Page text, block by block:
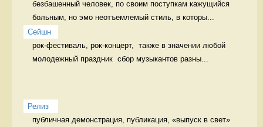
безбашенный человек, по своим поступкам кажущийся
больным, но эмо неотъемлемый стиль, в которы...
Сейшн
рок-фестиваль, рок-концерт,  также в значении любой
молодежный праздник  сбор музыкантов разны...
Релиз
публичная демонстрация, публикация, «выпуск в свет»